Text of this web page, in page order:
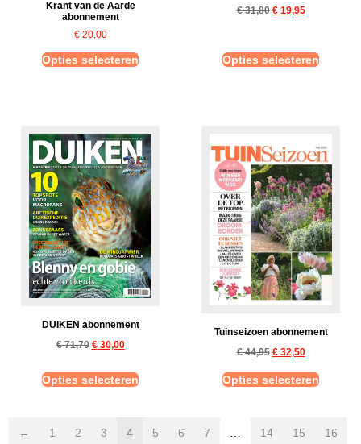
Krant van de Aarde
abonnement
€20,00
Opties selecteren
€31,80 €19,95
Opties selecteren
DUIKEN abonnement
€71,70 €30,00
Opties selecteren
Tuinseizoen abonnement
€44,95 €32,50
Opties selecteren
← 1 2 3 4 5 6 7 14 15 16